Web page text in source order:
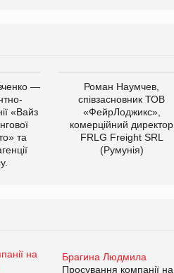
—
«Вайз
та
Роман Наумчев,
співзасновник ТОВ
«ФейрЛоджикс»,
комерційний директор
FRLG Freight SRL
(Румунія)
Брагина Людмила
Просування компанії на